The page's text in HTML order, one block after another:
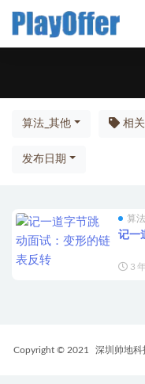
算法_其他 相
发布日期
算
记一
3
Copyright © 2021 深圳帅地科